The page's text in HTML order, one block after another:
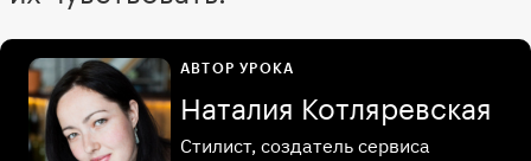
АВТОР УРОКА
Наталия Котляревская
Стилист, создатель сервиса